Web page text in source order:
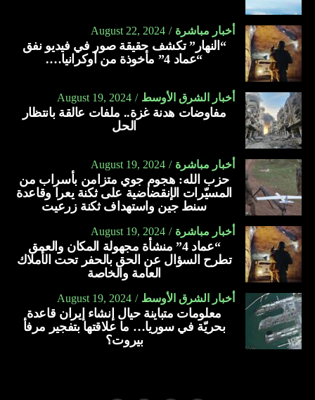
أخبار مباشرة August 22, 2024
“النهار” تكشف حقيقة صور في فيديو نفق
“عماد 4” مأخوذة من أوكرانيا….
أخبار الشرق الأوسط August 19, 2024
مفاوضات هدنة غزة.. ملفات عالقة بانتظار
الحل
أخبار مباشرة August 19, 2024
حزب الله: هجوم جوي متزامن بأسراب من
المسيّرات الإنقضاضية على ثكنة يعرا وقاعدة
سنط جين واستهداف ثكنة زرعيت
أخبار مباشرة August 19, 2024
“عماد 4” منشأة مجهولة المكان والعمق
تطرح السؤال عن الحق بالحفر تحت الأملاك
العامة والخاصة
أخبار الشرق الأوسط August 19, 2024
معلومات متباينة حيال إنشاء إيران قاعدة
بحريّة في سوريا… ما علاقتها بتفجير مرفأ
بيروت؟